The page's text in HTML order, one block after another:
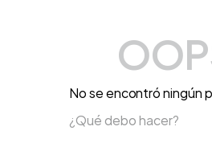
No se encontró ningún
¿Qué debo hacer?